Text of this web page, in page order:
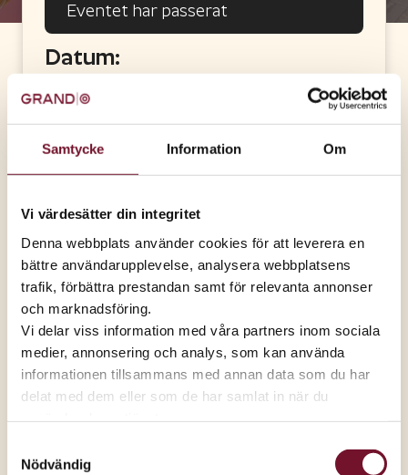
Samtycke Information Om
Vi värdesätter din integritet
Denna webbplats använder cookies för att leverera en
bättre användarupplevelse, analysera webbplatsens
trafik, förbättra prestandan samt för relevanta annonser
och marknadsföring.
Vi delar viss information med våra partners inom sociala
medier, annonsering och analys, som kan använda
informationen tillsammans med annan data som du har
delat med dem eller som de har samlat in när du
Nödvändig
Publicerad10 juli 2025
Nyöppning hos Boba
Milk Tea
Nyheter på gång när Ednalyn tar över
verksamheten.
I helgen den 12-13 juli firar vi Boba Milk Teas nyöppning
Eventet har passerat
Datum:
Tid:
10.00-18.00
Plats: